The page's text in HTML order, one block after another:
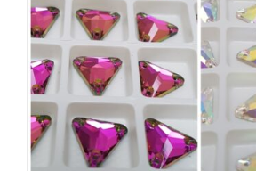
Les
options
peuvent
être
choisies
sur